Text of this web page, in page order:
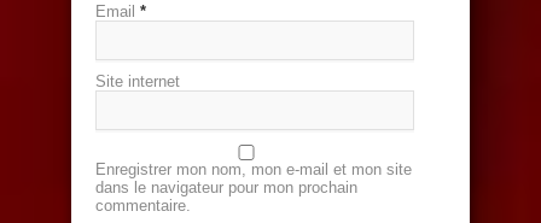
Email *
Site internet
Enregistrer mon nom, mon e-mail et mon site
dans le navigateur pour mon prochain
commentaire.